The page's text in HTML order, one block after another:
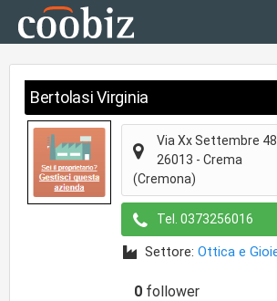
Bertolasi Virginia
Via Xx Settembre 48
26013 - Crema
(Cremona)
Tel. 0373256016
Settore: Ottica e
0 follower